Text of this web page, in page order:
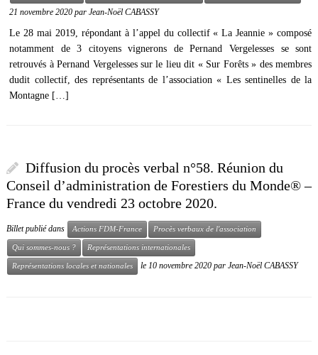
21 novembre 2020 parJean-Noël CABASSY
Le 28 mai 2019, répondant à l’appel du collectif « La Jeannie » composé
notamment de 3 citoyens vignerons de Pernand Vergelesses se sont
retrouvés à Pernand Vergelesses sur le lieu dit « Sur Forêts » des membres
dudit collectif, des représentants de l’association « Les sentinelles de la
Montagne […]
Diffusion du procès verbal n°58. Réunion du
Conseil d’administration de Forestiers du Monde® –
France du vendredi 23 octobre 2020.
Billet publié dans Actions FDM-France Procès verbaux de l'association
Qui sommes-nous ? Représentations internationales
Représentations locales et nationales le 10 novembre 2020 par Jean-Noël CABASSY